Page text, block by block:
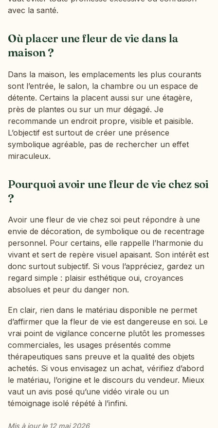
avec la santé.
Où placer une fleur de vie dans la
maison ?
Dans la maison, les emplacements les plus courants
sont l’entrée, le salon, la chambre ou un espace de
détente. Certains la placent aussi sur une étagère,
près de plantes ou sur un mur dégagé. Je
recommande un endroit propre, visible et paisible.
L’objectif est surtout de créer une présence
symbolique agréable, pas de rechercher un effet
miraculeux.
Pourquoi avoir une fleur de vie chez soi
?
Avoir une fleur de vie chez soi peut répondre à une
envie de décoration, de symbolique ou de recentrage
personnel. Pour certains, elle rappelle l’harmonie du
vivant et sert de repère visuel apaisant. Son intérêt est
donc surtout subjectif. Si vous l’appréciez, gardez un
regard simple : plaisir esthétique oui, croyances
absolues et peur du danger non.
En clair, rien dans le matériau disponible ne permet
d’affirmer que la fleur de vie est dangereuse en soi. Le
vrai point de vigilance concerne plutôt les promesses
commerciales, les usages présentés comme
thérapeutiques sans preuve et la qualité des objets
achetés. Si vous envisagez un achat, vérifiez d’abord
le matériau, l’origine et le discours du vendeur. Mieux
vaut un avis posé qu’une vidéo virale ou un
témoignage isolé répété à l’infini.
Mis à jour le 12 mai 2026